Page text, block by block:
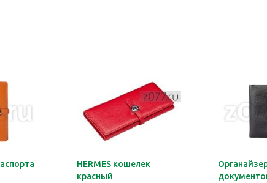
HERMES кошелек
красный